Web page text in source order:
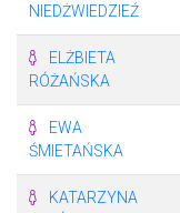
NIEDŻWIEDZIEŹ
ELŻBIETA
RÓŻAŃSKA
EWA
ŚMIETAŃSKA
KATARZYNA